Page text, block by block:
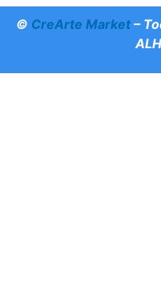
© CreArte Market –